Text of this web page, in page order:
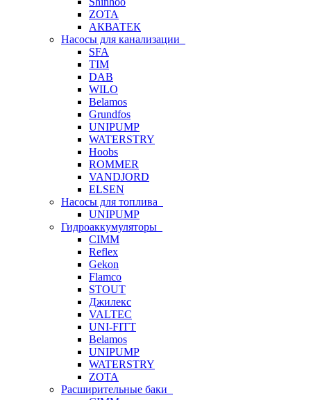
ZOTA
АКВАТЕК
Насосы для канализации
SFA
TIM
DAB
WILO
Belamos
Grundfos
UNIPUMP
WATERSTRY
Hoobs
ROMMER
VANDJORD
ELSEN
Насосы для топлива
UNIPUMP
Гидроаккумуляторы
CIMM
Reflex
Gekon
Flamco
STOUT
Джилекс
VALTEC
UNI-FITT
Belamos
UNIPUMP
WATERSTRY
ZOTA
Расширительные баки